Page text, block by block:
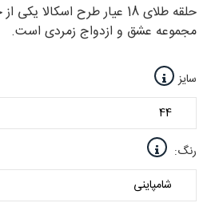
حلقه طلای 18 عیار طرح
مجموعه عشق و ازدواج زمردی است.
سایز
رنگ: